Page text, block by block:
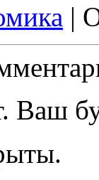
|
Ваш